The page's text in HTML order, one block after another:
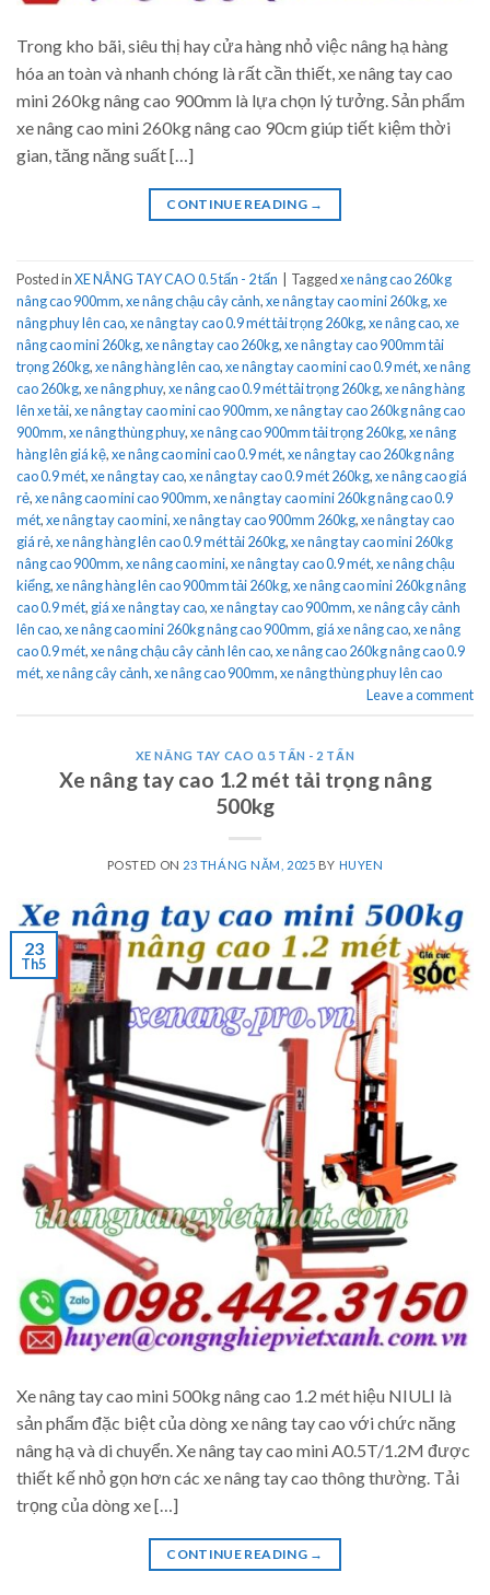
Trong kho bãi, siêu thị hay cửa hàng nhỏ việc nâng hạ hàng
hóa an toàn và nhanh chóng là rất cần thiết, xe nâng tay cao
mini 260kg nâng cao 900mm là lựa chọn lý tưởng. Sản phẩm
xe nâng cao mini 260kg nâng cao 90cm giúp tiết kiệm thời
gian, tăng năng suất […]
CONTINUE READING →
Posted inXE NÂNG TAY CAO 0.5 tấn - 2 tấn Taggedxe nâng cao 260kg
nâng cao 900mm,xe nâng chậu cây cảnh,xe nâng tay cao mini 260kg,xe
nâng phuy lên cao,xe nâng tay cao 0.9 mét tải trọng 260kg,xe nâng cao,xe
nâng cao mini 260kg,xe nâng tay cao 260kg,xe nâng tay cao 900mm tải
trọng 260kg,xe nâng hàng lên cao,xe nâng tay cao mini cao 0.9 mét,xe nâng
cao 260kg,xe nâng phuy,xe nâng cao 0.9 mét tải trọng 260kg,xe nâng hàng
lên xe tải,xe nâng tay cao mini cao 900mm,xe nâng tay cao 260kg nâng cao
900mm,xe nâng thùng phuy,xe nâng cao 900mm tải trọng 260kg,xe nâng
hàng lên giá kệ,xe nâng cao mini cao 0.9 mét,xe nâng tay cao 260kg nâng
cao 0.9 mét,xe nâng tay cao,xe nâng tay cao 0.9 mét 260kg,xe nâng cao giá
rẻ,xe nâng cao mini cao 900mm,xe nâng tay cao mini 260kg nâng cao 0.9
mét,xe nâng tay cao mini,xe nâng tay cao 900mm 260kg,xe nâng tay cao
giá rẻ,xe nâng hàng lên cao 0.9 mét tải 260kg,xe nâng tay cao mini 260kg
nâng cao 900mm,xe nâng cao mini,xe nâng tay cao 0.9 mét,xe nâng chậu
kiểng,xe nâng hàng lên cao 900mm tải 260kg,xe nâng cao mini 260kg nâng
cao 0.9 mét, giá xe nâng tay cao,xe nâng tay cao 900mm,xe nâng cây cảnh
lên cao,xe nâng cao mini 260kg nâng cao 900mm, giá xe nâng cao,xe nâng
cao 0.9 mét,xe nâng chậu cây cảnh lên cao,xe nâng cao 260kg nâng cao 0.9
mét,xe nâng cây cảnh,xe nâng cao 900mm,xe nâng thùng phuy lên cao
Leave a comment
XE NÂNG TAY CAO 0.5 TẤN - 2 TẤN
Xe nâng tay cao 1.2 mét tải trọng nâng
500kg
POSTED ON 23 THÁNG NĂM, 2025 BY HUYEN
23
Th5
Xe nâng tay cao mini 500kg nâng cao 1.2 mét hiệu NIULI là
sản phẩm đặc biệt của dòng xe nâng tay cao với chức năng
nâng hạ và di chuyển. Xe nâng tay cao mini A0.5T/1.2M được
thiết kế nhỏ gọn hơn các xe nâng tay cao thông thường. Tải
trọng của dòng xe […]
CONTINUE READING →